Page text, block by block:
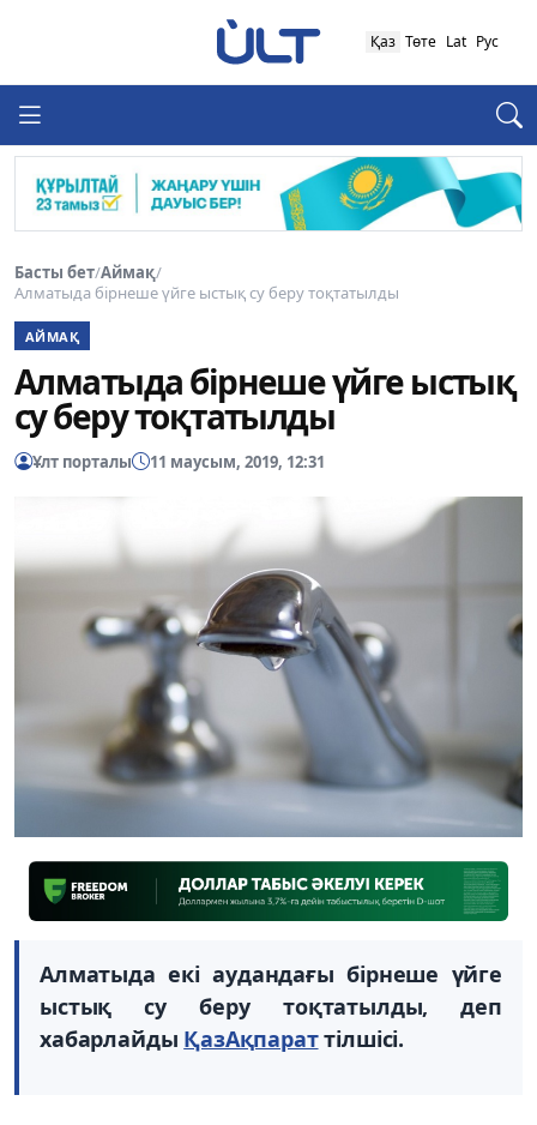
Қаз Төте Lat Рус
Басты бет/Аймақ/
Алматыда бірнеше үйге ыстық су беру тоқтатылды
АЙМАҚ
Алматыда бірнеше үйге ыстық
су беру тоқтатылды
Ұлт порталы 11 маусым, 2019, 12:31
Алматыда екі аудандағы бірнеше үйге
ыстық су беру тоқтатылды, деп
хабарлайды ҚазАқпараттілшісі.